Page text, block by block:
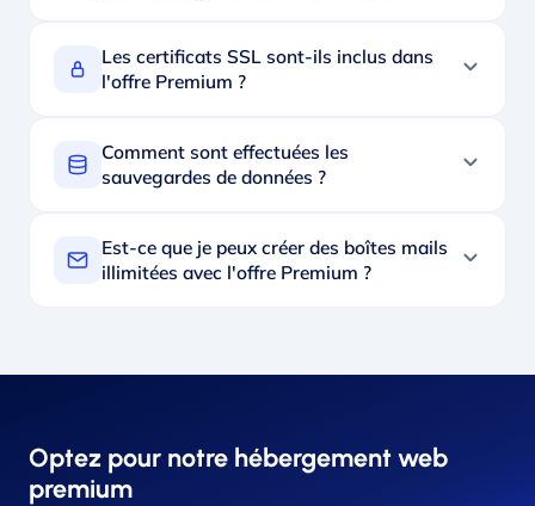
Les certificats SSL sont-ils inclus dans
l'offre Premium ?
Comment sont effectuées les
sauvegardes de données ?
Est-ce que je peux créer des boîtes mails
illimitées avec l'offre Premium ?
Optez pour notre hébergement web
premium